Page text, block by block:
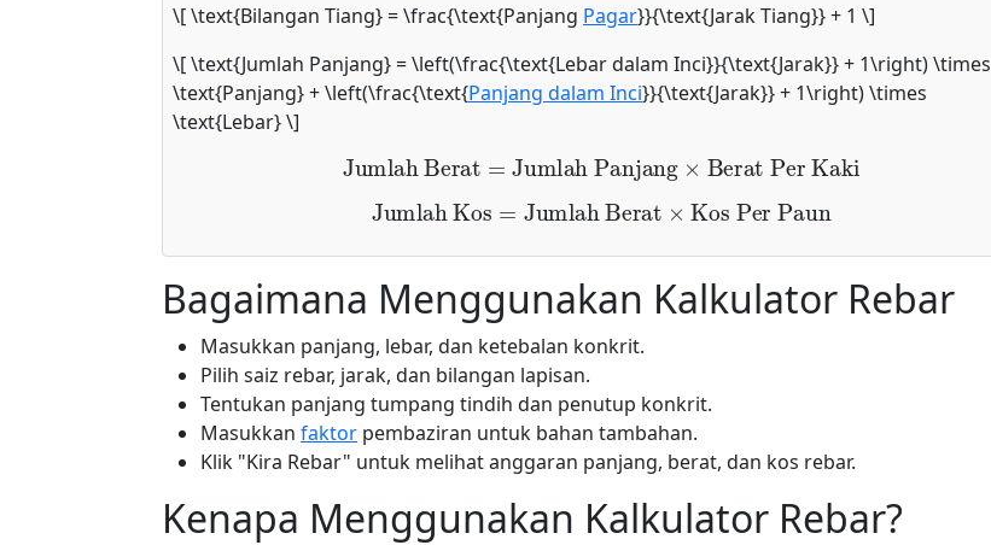
\[ \text{Bilangan Tiang} = \frac{\text{Panjang Pagar}}{\text{Jarak Tiang}} + 1 \]
\[ \text{Jumlah Panjang} = \left(\frac{\text{Lebar dalam Inci}}{\text{Jarak}} + 1\right) \times
\text{Panjang} + \left(\frac{\text{Panjang dalam Inci}}{\text{Jarak}} + 1\right) \times
\text{Lebar} \]
Jumlah Berat= Jumlah Panjang ×Berat Per Kaki
Jumlah Kos= Jumlah Berat×Kos Per Paun
Bagaimana Menggunakan Kalkulator Rebar
Masukkan panjang, lebar, dan ketebalan konkrit.
Pilih saiz rebar, jarak, dan bilangan lapisan.
Tentukan panjang tumpang tindih dan penutup konkrit.
Masukkan faktor pembaziran untuk bahan tambahan.
Klik "Kira Rebar" untuk melihat anggaran panjang, berat, dan kos rebar.
Kenapa Menggunakan Kalkulator Rebar?